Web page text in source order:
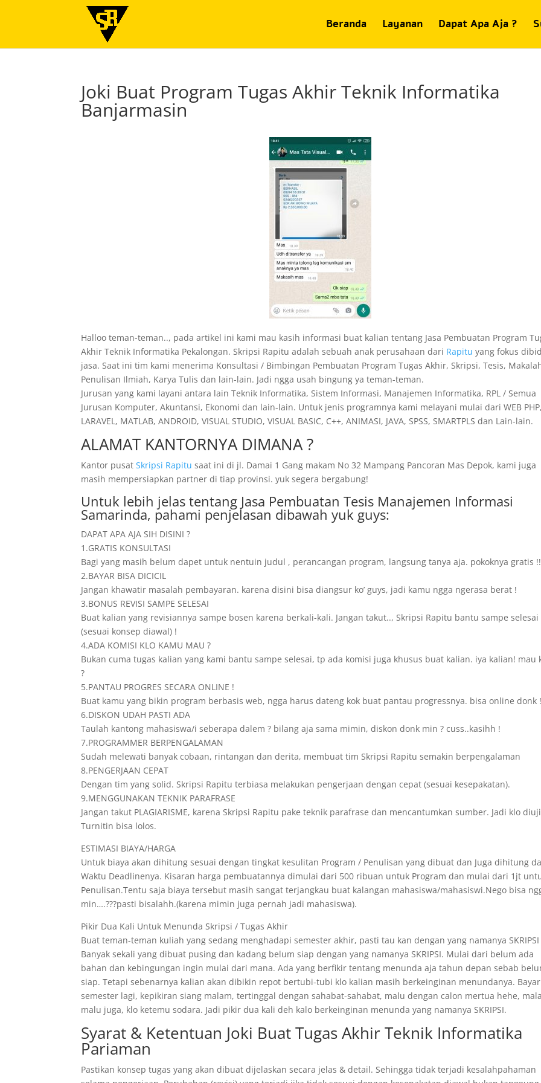
Beranda Layanan Dapat Apa Aja ?
Joki Buat Program Tugas Akhir Teknik Informatika
Banjarmasin
Halloo teman-teman.., pada artikel ini kami mau kasih informasi buat kalian tentang Jasa Pembuatan Program
Akhir Teknik Informatika Pekalongan. Skripsi Rapitu adalah sebuah anak perusahaan dari Rapitu yang fokus
jasa. Saat ini tim kami menerima Konsultasi / Bimbingan Pembuatan Program Tugas Akhir, Skripsi, Tesis,
Penulisan Ilmiah, Karya Tulis dan lain-lain. Jadi ngga usah bingung ya teman-teman.
Jurusan yang kami layani antara lain Teknik Informatika, Sistem Informasi, Manajemen Informatika, RPL / Semua
Jurusan Komputer, Akuntansi, Ekonomi dan lain-lain. Untuk jenis programnya kami melayani mulai dari WEB
LARAVEL, MATLAB, ANDROID, VISUAL STUDIO, VISUAL BASIC, C++, ANIMASI, JAVA, SPSS, SMARTPLS dan Lain-lain.
ALAMAT KANTORNYA DIMANA ?
Kantor pusatSkripsi Rapitu saat ini di jl. Damai 1 Gang makam No 32 Mampang Pancoran Mas Depok, kami juga
masih mempersiapkan partner di tiap provinsi. yuk segera bergabung!
Untuk lebih jelas tentang Jasa Pembuatan Tesis Manajemen Informasi
Samarinda, pahami penjelasan dibawah yuk guys:
DAPAT APA AJA SIH DISINI ?
1.GRATIS KONSULTASI
Bagi yang masih belum dapet untuk nentuin judul , perancangan program, langsung tanya aja. pokoknya gratis !!
2.BAYAR BISA DICICIL
Jangan khawatir masalah pembayaran. karena disini bisa diangsur ko’ guys, jadi kamu ngga ngerasa berat !
3.BONUS REVISI SAMPE SELESAI
Buat kalian yang revisiannya sampe bosen karena berkali-kali. Jangan takut.., Skripsi Rapitu bantu sampe selesai
(sesuai konsep diawal) !
4.ADA KOMISI KLO KAMU MAU ?
Bukan cuma tugas kalian yang kami bantu sampe selesai, tp ada komisi juga khusus buat kalian. iya kalian! mau
?
5.PANTAU PROGRES SECARA ONLINE !
Buat kamu yang bikin program berbasis web, ngga harus dateng kok buat pantau progressnya. bisa online donk !
6.DISKON UDAH PASTI ADA
Taulah kantong mahasiswa/i seberapa dalem ? bilang aja sama mimin, diskon donk min ? cuss..kasihh !
7.PROGRAMMER BERPENGALAMAN
Sudah melewati banyak cobaan, rintangan dan derita, membuat tim Skripsi Rapitu semakin berpengalaman
8.PENGERJAAN CEPAT
Dengan tim yang solid. Skripsi Rapitu terbiasa melakukan pengerjaan dengan cepat (sesuai kesepakatan).
9.MENGGUNAKAN TEKNIK PARAFRASE
Jangan takut PLAGIARISME, karena Skripsi Rapitu pake teknik parafrase dan mencantumkan sumber. Jadi klo diuji
Turnitin bisa lolos.
ESTIMASI BIAYA/HARGA
Untuk biaya akan dihitung sesuai dengan tingkat kesulitan Program / Penulisan yang dibuat dan Juga dihitung
Waktu Deadlinenya. Kisaran harga pembuatannya dimulai dari 500 ribuan untuk Program dan mulai dari 1jt
Penulisan.Tentu saja biaya tersebut masih sangat terjangkau buat kalangan mahasiswa/mahasiswi.Nego bisa
min….???pasti bisalahh.(karena mimin juga pernah jadi mahasiswa).
Pikir Dua Kali Untuk Menunda Skripsi / Tugas Akhir
Buat teman-teman kuliah yang sedang menghadapi semester akhir, pasti tau kan dengan yang namanya SKRIPSI
Banyak sekali yang dibuat pusing dan kadang belum siap dengan yang namanya SKRIPSI. Mulai dari belum ada
bahan dan kebingungan ingin mulai dari mana. Ada yang berfikir tentang menunda aja tahun depan sebab
siap. Tetapi sebenarnya kalian akan dibikin repot bertubi-tubi klo kalian masih berkeinginan menundanya. Bayar
semester lagi, kepikiran siang malam, tertinggal dengan sahabat-sahabat, malu dengan calon mertua hehe,
malu juga, klo ketemu sodara. Jadi pikir dua kali deh kalo berkeinginan menunda yang namanya SKRIPSI.
Syarat & Ketentuan Joki Buat Tugas Akhir Teknik Informatika
Pariaman
Pastikan konsep tugas yang akan dibuat dijelaskan secara jelas & detail. Sehingga tidak terjadi kesalahpahaman